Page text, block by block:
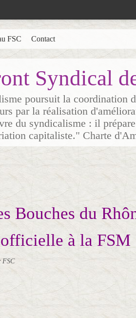
Syndical
poursuit la coordination
par la réalisation
du syndicalisme : il
capitaliste." Charte
FSC Contact
Bouches du
à la FSM
FSC